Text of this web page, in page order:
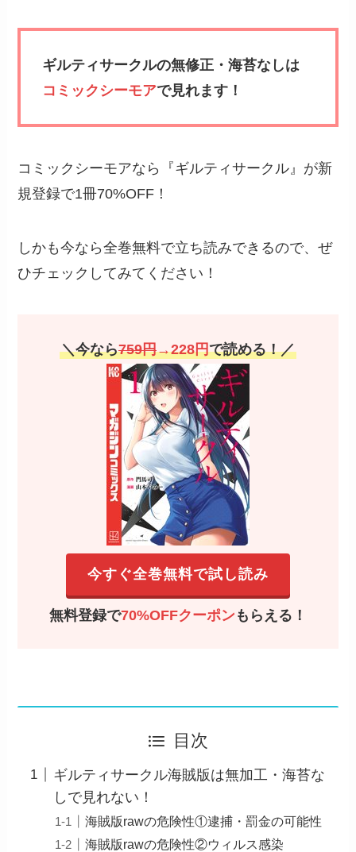
ギルティサークルの無修正・海苔なしは
コミックシーモアで見れます！
コミックシーモアなら『ギルティサークル』が新
規登録で1冊70%OFF！
しかも今なら全巻無料で立ち読みできるので、ぜ
ひチェックしてみてください！
＼今なら759円→228円で読める！／
今すぐ全巻無料で試し読み
無料登録で70%OFFクーポン もらえる！
目次
ギルティサークル海賊版は無加工・海苔な
しで見れない！
海賊版rawの危険性①逮捕・罰金の可能性
海賊版rawの危険性②ウィルス感染